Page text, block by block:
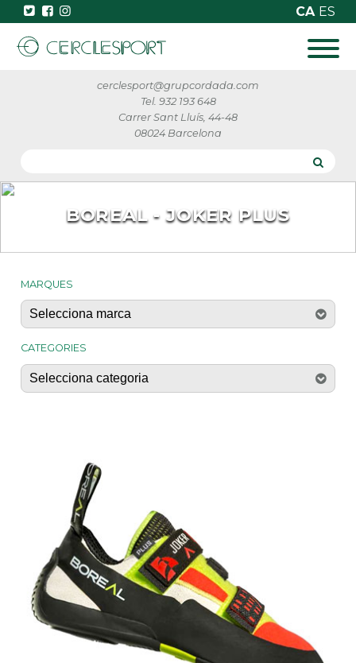
CA ES
cerclesport@grupcordada.com
Tel. 932 193 648
Carrer Sant Lluís, 44-48
08024 Barcelona
BOREAL - JOKER PLUS
MARQUES
CATEGORIES